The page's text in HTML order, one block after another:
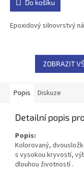
Do košíku
Epoxidový silnovrstvý
ZOBRAZIT
Popis Diskuze
Detailní popis
Popis:
Kolorovaný,
s vysokou kryvostí,
dlouhou životností.